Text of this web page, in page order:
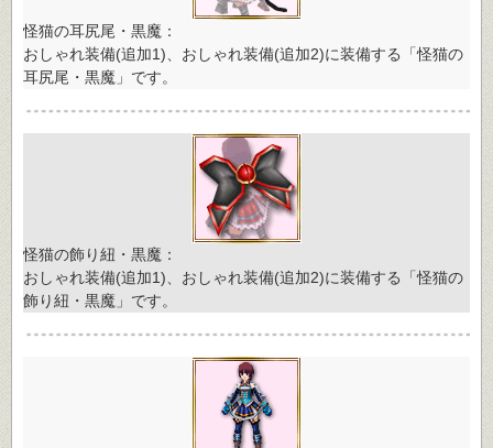
怪猫の耳尻尾・黒魔：
おしゃれ装備(追加1)、おしゃれ装備(追加2)に装備する「怪猫の
耳尻尾・黒魔」です。
怪猫の飾り紐・黒魔：
おしゃれ装備(追加1)、おしゃれ装備(追加2)に装備する「怪猫の
飾り紐・黒魔」です。